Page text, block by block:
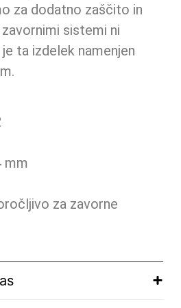
za dodatno zaščito in
sistemi ni
ta izdelek namenjen
mm
za zavorne